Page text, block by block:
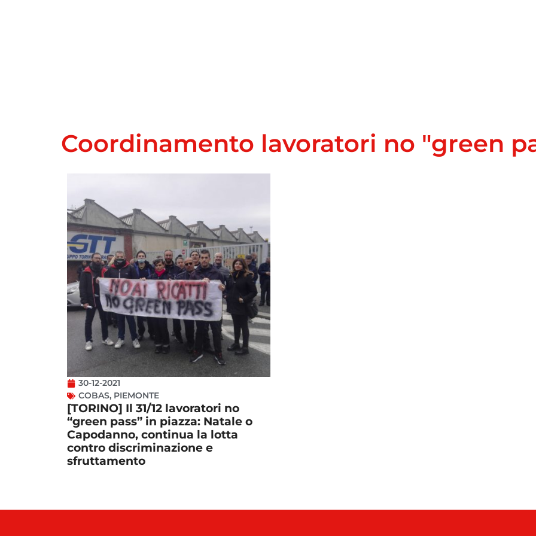
Coordinamento lavoratori no "green
30-12-2021
COBAS, PIEMONTE
[TORINO] Il 31/12 lavoratori no
“green pass” in piazza: Natale o
Capodanno, continua la lotta
contro discriminazione e
sfruttamento